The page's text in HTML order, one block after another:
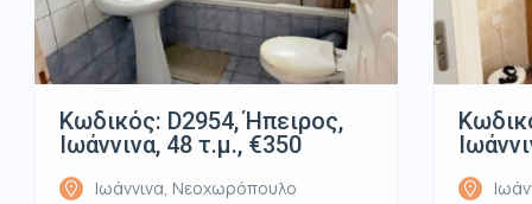
Κωδικός: D2954, Ήπειρος,
Ιωάννινα, 48 τ.μ., €350
Ιωάννινα, Νεοχωρόπουλο